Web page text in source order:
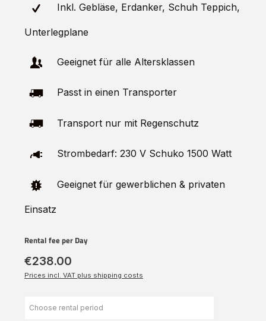
Inkl. Gebläse, Erdanker, Schuh Teppich,
Unterlegplane
Geeignet für alle Altersklassen
Passt in einen Transporter
Transport nur mit Regenschutz
Strombedarf: 230 V Schuko 1500 Watt
Geeignet für gewerblichen & privaten
Einsatz
Rental fee per Day
€238.00
Prices incl. VAT plus shipping costs